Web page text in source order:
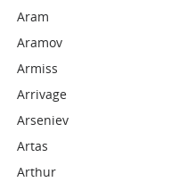
Aram
Aramov
Armiss
Arrivage
Arseniev
Artas
Arthur